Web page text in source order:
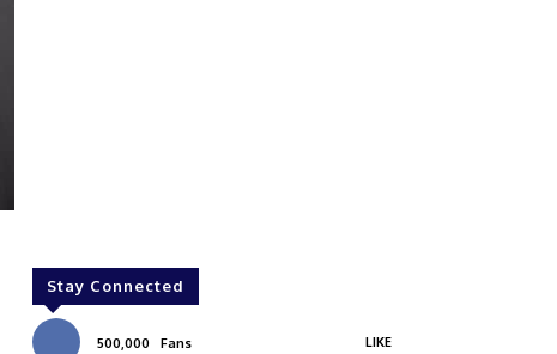
Stay Connected
500,000 Fans LIKE